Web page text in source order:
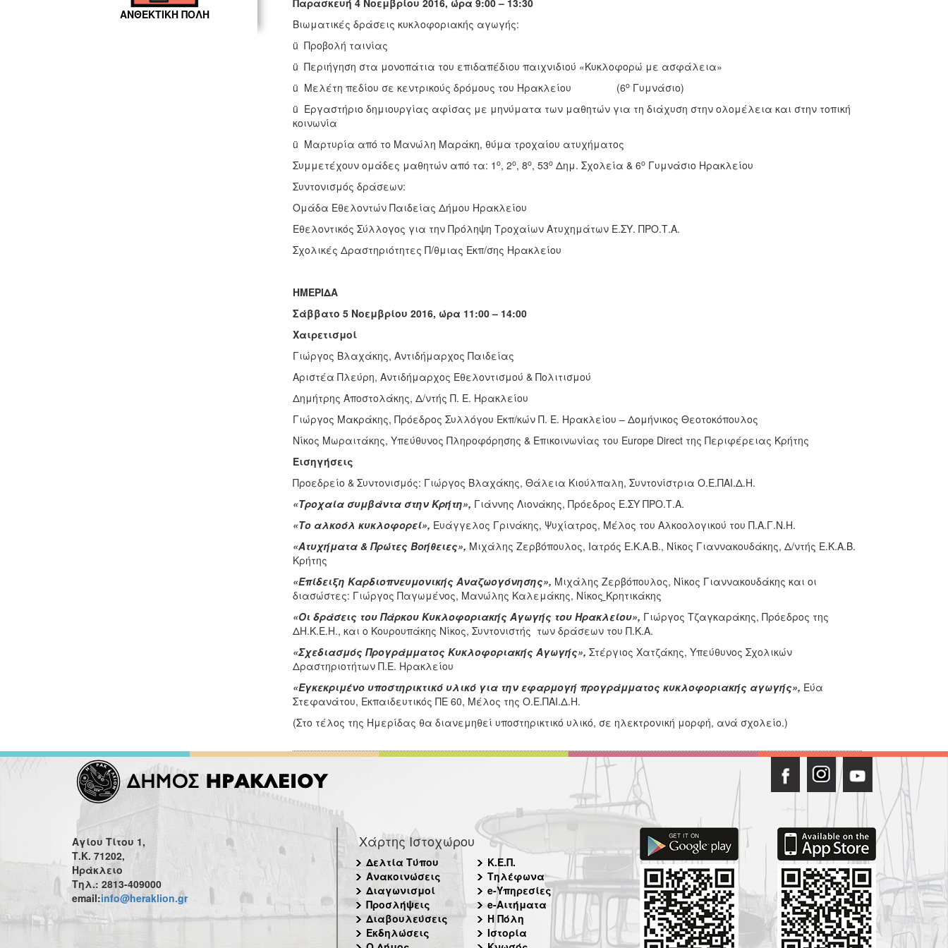
ΑΝΘΕΚΤΙΚΗ ΠΟΛΗ
Παρασκευή 4 Νοεμβρίου 2016, ώρα 9:00 – 13:30
Βιωματικές δράσεις κυκλοφοριακής αγωγής:
ü Προβολή ταινίας
ü Περιήγηση στα μονοπάτια του επιδαπέδιου παιχνιδιού «Κυκλοφορώ με ασφάλεια»
ü Μελέτη πεδίου σε κεντρικούς δρόμους του Ηρακλείου (6οΓυμνάσιο)
ü Εργαστήριο δημιουργίας αφίσας με μηνύματα των μαθητών για τη διάχυση στην ολομέλεια και στην τοπική
κοινωνία
ü Μαρτυρία από το Μανώλη Μαράκη, θύμα τροχαίου ατυχήματος
Συμμετέχουν ομάδες μαθητών από τα: 1 ο, 2ο, 8ο, 53οΔημ. Σχολεία & 6οΓυμνάσιο Ηρακλείου
Συντονισμός δράσεων:
Ομάδα Εθελοντών Παιδείας Δήμου Ηρακλείου
Εθελοντικός Σύλλογος για την Πρόληψη Τροχαίων Ατυχημάτων Ε.ΣΥ. ΠΡΟ.Τ.Α.
Σχολικές Δραστηριότητες Π/θμιας Εκπ/σης Ηρακλείου
ΗΜΕΡΙΔΑ
Σάββατο 5 Νοεμβρίου 2016, ώρα 11:00 – 14:00
Χαιρετισμοί
Γιώργος Βλαχάκης, Αντιδήμαρχος Παιδείας
Αριστέα Πλεύρη, Αντιδήμαρχος Εθελοντισμού & Πολιτισμού
Δημήτρης Αποστολάκης, Δ/ντής Π. Ε. Ηρακλείου
Γιώργος Μακράκης, Πρόεδρος Συλλόγου Εκπ/κών Π. Ε. Ηρακλείου – Δομήνικος Θεοτοκόπουλος
Νίκος Μωραιτάκης, Υπεύθυνος Πληροφόρησης & Επικοινωνίας του Europe Direct της Περιφέρειας Κρήτης
Εισηγήσεις
Προεδρείο & Συντονισμός: Γιώργος Βλαχάκης, Θάλεια Κιούλπαλη, Συντονίστρια Ο.Ε.ΠΑΙ.Δ.Η.
«Τροχαία συμβάντα στην Κρήτη», Γιάννης Λιονάκης, Πρόεδρος Ε.ΣΥ ΠΡΟ.Τ.Α.
«Το αλκοόλ κυκλοφορεί», Ευάγγελος Γρινάκης, Ψυχίατρος, Μέλος του Αλκοολογικού του Π.Α.Γ.Ν.Η.
«Ατυχήματα & Πρώτες Βοήθειες», Μιχάλης Ζερβόπουλος, Ιατρός Ε.Κ.Α.Β., Νίκος Γιαννακουδάκης, Δ/ντής Ε.Κ.Α.Β.
Κρήτης
«Επίδειξη Καρδιοπνευμονικής Αναζωογόνησης», Μιχάλης Ζερβόπουλος, Νίκος Γιαννακουδάκης και οι
διασώστες: Γιώργος Παγωμένος, Μανώλης Καλεμάκης, Νίκος Κρητικάκης
«Οι δράσεις του Πάρκου Κυκλοφοριακής Αγωγής του Ηρακλείου», Γιώργος Τζαγκαράκης, Πρόεδρος της
ΔΗ.Κ.Ε.Η., και ο Κουρουπάκης Νίκος, Συντονιστής των δράσεων του Π.Κ.Α.
«Σχεδιασμός Προγράμματος Κυκλοφοριακής Αγωγής», Στέργιος Χατζάκης, Υπεύθυνος Σχολικών
Δραστηριοτήτων Π.Ε. Ηρακλείου
«Εγκεκριμένο υποστηρικτικό υλικό για την εφαρμογή προγράμματος κυκλοφοριακής αγωγής», Εύα
Στεφανάτου, Εκπαιδευτικός ΠΕ 60, Μέλος της Ο.Ε.ΠΑΙ.Δ.Η.
(Στο τέλος της Ημερίδας θα διανεμηθεί υποστηρικτικό υλικό, σε ηλεκτρονική μορφή, ανά σχολείο.)
Αγίου Τίτου 1,
Τ.Κ. 71202,
Ηράκλειο
Τηλ.: 2813-409000
email:info@heraklion.gr
Χάρτης Ιστοχώρου
Δελτία Τύπου
Ανακοινώσεις
Διαγωνισμοί
Προσλήψεις
Διαβουλεύσεις
Εκδηλώσεις
Κ.Ε.Π.
Τηλέφωνα
e-Υπηρεσίες
e-Αιτήματα
Η Πόλη
Ιστορία